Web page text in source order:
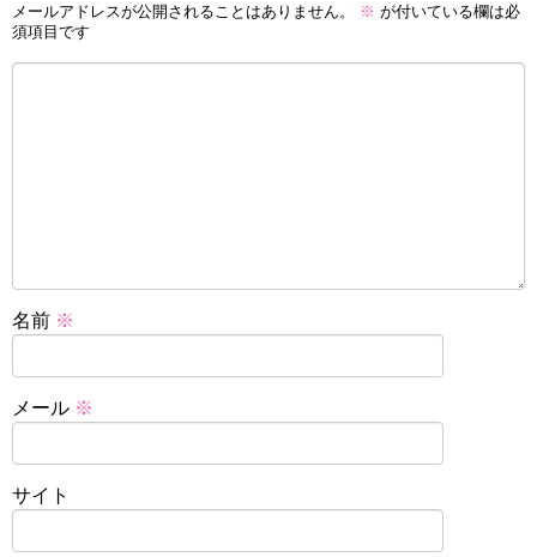
メールアドレスが公開されることはありません。 ※ が付いている欄は必
須項目です
名前 ※
メール ※
サイト